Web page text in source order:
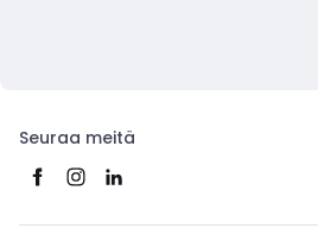
Seuraa meitä